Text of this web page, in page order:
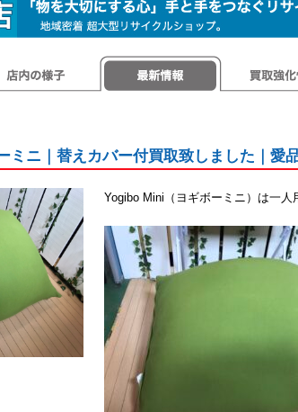
ミニ｜替えカバー付買取致しました｜愛
Yogibo Mini（ヨギボーミニ）は一人